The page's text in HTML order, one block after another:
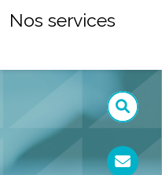
Nos services